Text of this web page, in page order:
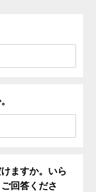
ますか。いら
回答くださ